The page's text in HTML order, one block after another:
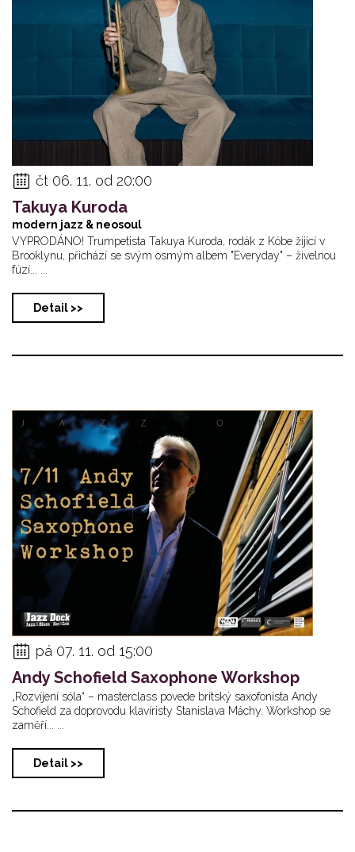
čt 06. 11. od 20:00
Takuya Kuroda
modern jazz & neosoul
VYPRODÁNO! Trumpetista Takuya Kuroda, rodák z Kóbe žijící v
Brooklynu, přichází se svým osmým albem "Everyday" – živelnou
fúzí... ...
Detail >>
pá 07. 11. od 15:00
Andy Schofield Saxophone Workshop
„Rozvíjení sóla“ – masterclass povede britský saxofonista Andy
Schofield za doprovodu klavíristy Stanislava Máchy. Workshop se
zaměří... ...
Detail >>